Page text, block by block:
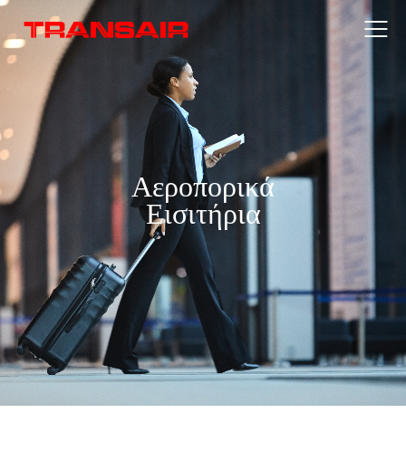
Αεροπορικά
Εισιτήρια